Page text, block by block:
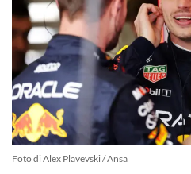
Foto di Alex Plavevski / Ansa